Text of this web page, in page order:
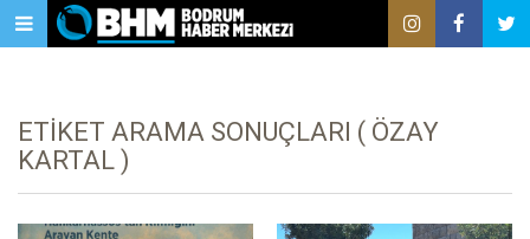
ETIKET ARAMA SONUÇLARI ( ÖZAY
KARTAL )